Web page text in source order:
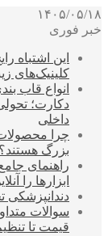
۱۴۰۵/۰۵/۱۸
خبر فوری
این اشتباه
کلینیک‌های
انواع قاب
دکارت؛
داخلی
بزرگ هستند؟
راهنمای
ابزارها را
سوالات
قیمت تا